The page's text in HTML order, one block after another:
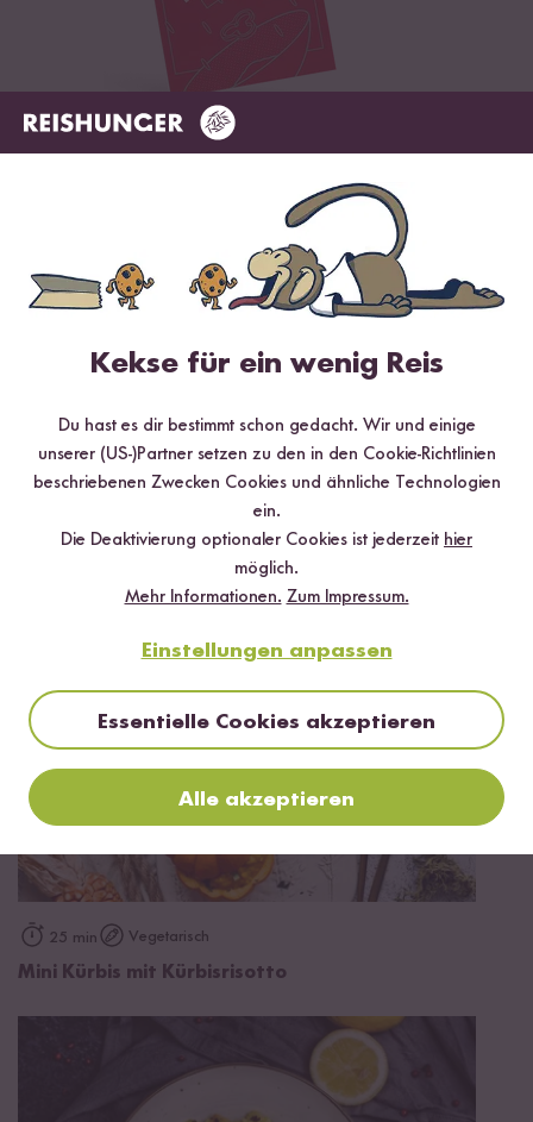
✔️ 25 leckere Rezepte aus unseren bunten Kochwelten
✔️ Von Sushi über Curry bis hin zu Desserts
✔️ Inklusive Tipps & Tricks für die Zubereitung
Jetzt sichern
per E-Mail zugeschickt.
Mehr Rezepte mit Bio Risotto Reis
25 min Vegetarisch
Mini Kürbis mit Kürbisrisotto
Kekse für ein wenig Reis
Du hast es dir bestimmt schon gedacht. Wir und einige
unserer (US-)Partner setzen zu den in den Cookie-Richtlinien
beschriebenen Zwecken Cookies und ähnliche Technologien
ein.
Die Deaktivierung optionaler Cookies ist jederzeit hier
möglich.
Mehr Informationen. Zum Impressum.
Einstellungen anpassen
Essentielle Cookies akzeptieren
Alle akzeptieren